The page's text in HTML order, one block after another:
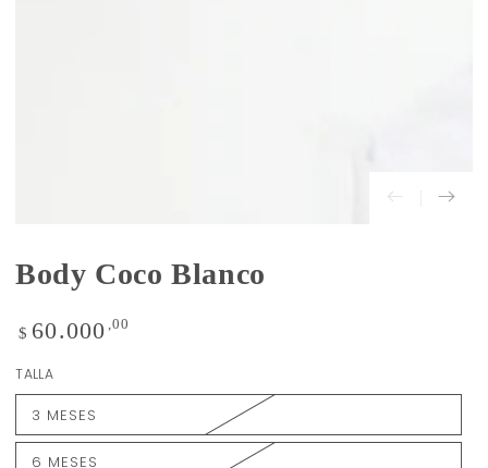
Body Coco Blanco
Precio
regular
$ 60.000 ,00
TALLA
3 MESES
6 MESES